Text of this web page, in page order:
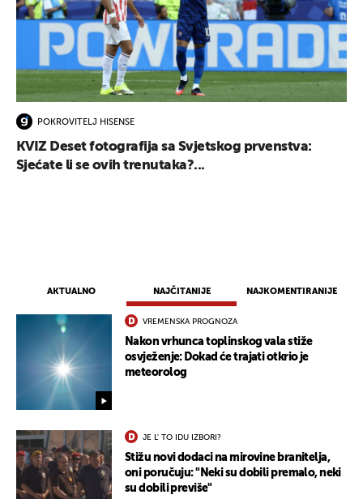
AKTUALNO NAJČITANIJE NAJKOMENTIRANIJE
VREMENSKA PROGNOZA
Nakon vrhunca toplinskog vala stiže
osvježenje: Dokad će trajati otkrio je
meteorolog
JE L' TO IDU IZBORI?
Stižu novi dodaci na mirovine branitelja,
oni poručuju: "Neki su dobili premalo, neki
su dobili previše"
POKROVITELJ HISENSE
KVIZ Deset fotografija sa Svjetskog prvenstva:
Sjećate li se ovih trenutaka?...